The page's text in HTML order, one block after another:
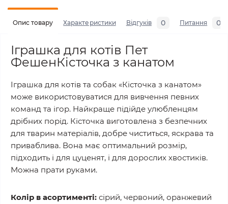
Опис товару Характеристики Відгуків 0 Питання 0
Іграшка для котів Пет
ФешенКісточка з канатом
Іграшка для котів та собак «Кісточка з канатом»
може використовуватися для вивчення певних
команд та ігор. Найкраще підійде улюбленцям
дрібних порід. Кісточка виготовлена з безпечних
для тварин матеріалів, добре чиститься, яскрава та
приваблива. Вона має оптимальний розмір,
підходить і для цуценят, і для дорослих хвостиків.
Можна прати руками.
Колір в асортименті: сірий, червоний, оранжевий